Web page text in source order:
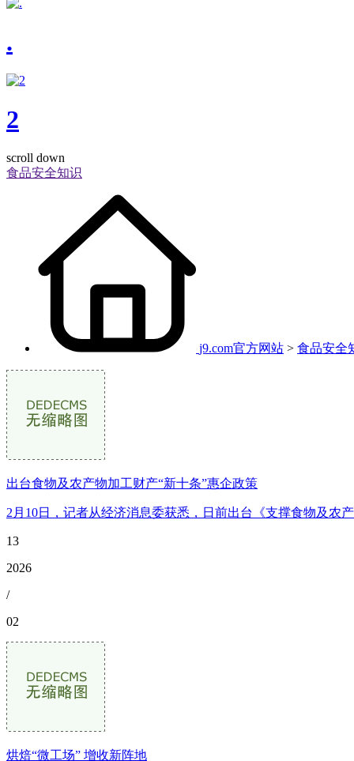
.
2
scroll down
食品安全知识
j9.com官方网站 > 食品安全
出台食物及农产物加工财产“新十条”惠企政策
2月10日，记者从经济消息委获悉，日前出台《支撑食物及农
13
2026
/
02
烘焙“微工场” 增收新阵地